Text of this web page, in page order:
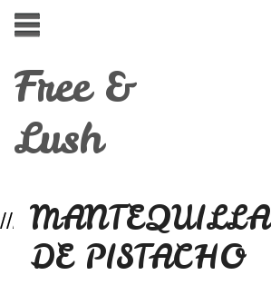
Free &
Lush
MANTEQUILLA
DE PISTACHO